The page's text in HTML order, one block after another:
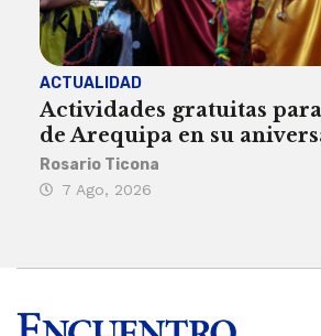
ACTUALIDAD
Actividades gratuitas
de Arequipa en su
Rosario Ticona
7 Ago, 2026